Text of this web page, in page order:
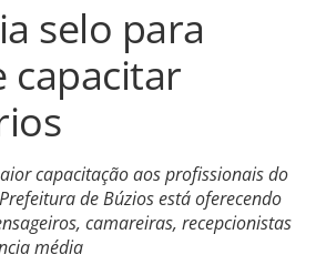
selo para
capacitar
capacitação aos profissionais do
de Búzios está oferecendo
camareiras, recepcionistas
média